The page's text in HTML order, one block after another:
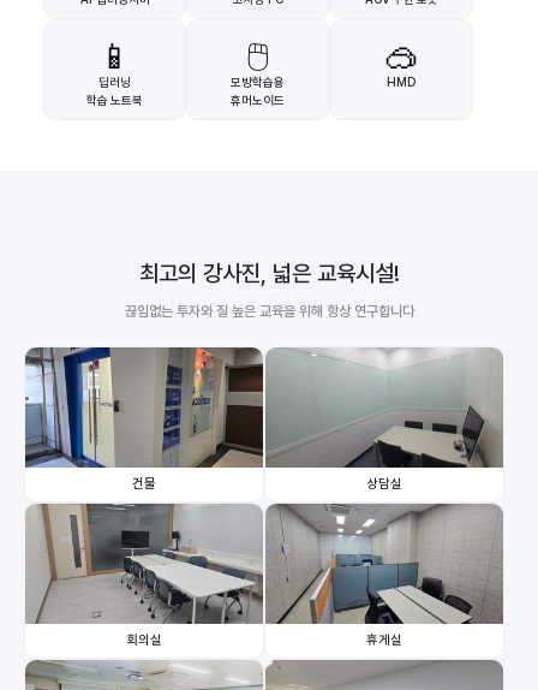
📱
딥러닝
학습 노트북
🖱️
모방학습용
휴머노이드
🥽
HMD
최고의 강사진, 넓은 교육시설!
끊임없는 투자와 질 높은 교육을 위해 항상 연구합니다
건물 상담실
회의실 휴게실